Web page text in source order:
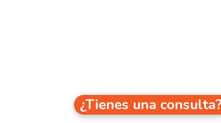
¿Tienes una